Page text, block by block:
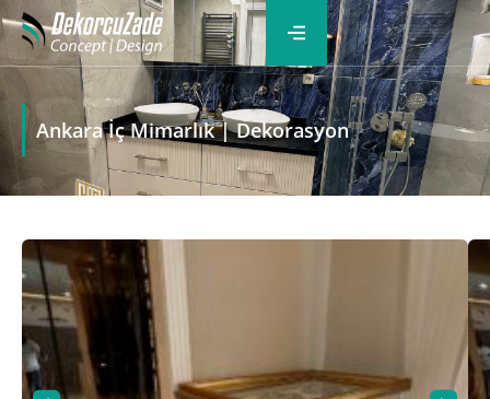
Ankara İç Mimarlık | Dekorasyon